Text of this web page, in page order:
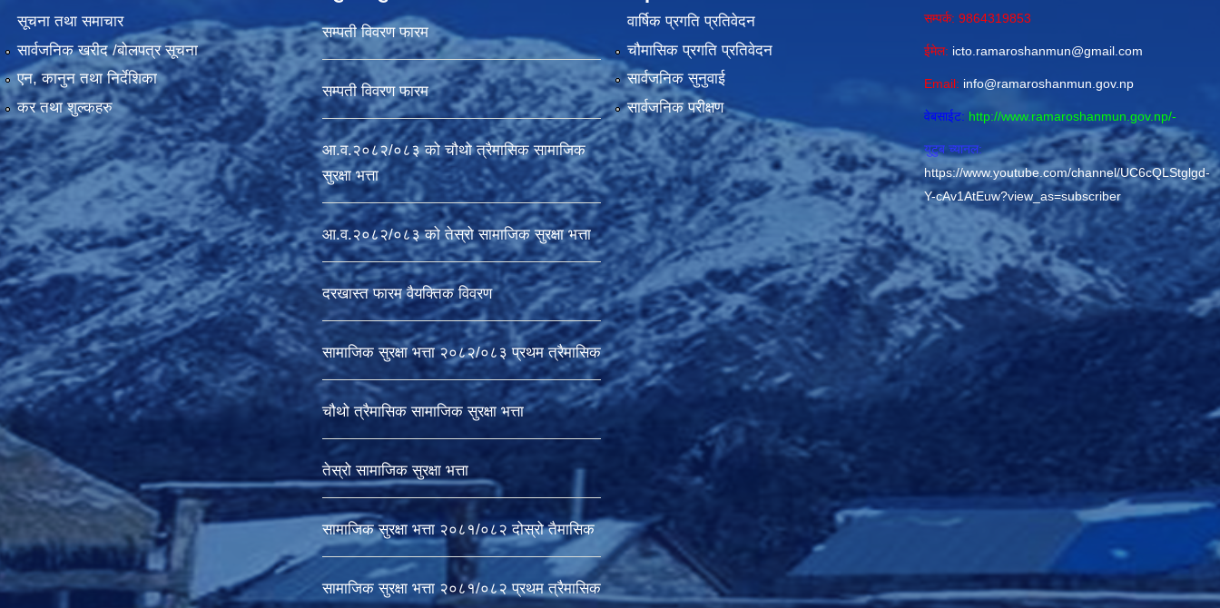
सूचना तथा समाचार
सार्वजनिक खरीद /बोलपत्र सूचना
एन, कानुन तथा निर्देशिका
कर तथा शुल्कहरु
सम्पती विवरण फारम
सम्पती विवरण फारम
आ.व.२०८२/०८३ को चौथो त्रैमासिक सामाजिक
सुरक्षा भत्ता
आ.व.२०८२/०८३ को तेस्रो सामाजिक सुरक्षा भत्ता
दरखास्त फारम वैयक्तिक विवरण
सामाजिक सुरक्षा भत्ता २०८२/०८३ प्रथम त्रैमासिक
चौथो त्रैमासिक सामाजिक सुरक्षा भत्ता
तेस्रो सामाजिक सुरक्षा भत्ता
सामाजिक सुरक्षा भत्ता २०८१/०८२ दोस्रो तैमासिक
सामाजिक सुरक्षा भत्ता २०८१/०८२ प्रथम त्रैमासिक
वार्षिक प्रगति प्रतिवेदन
चौमासिक प्रगति प्रतिवेदन
सार्वजनिक सुनुवाई
सार्वजनिक परीक्षण
सम्पर्क: 9864319853
ईमेल: icto.ramaroshanmun@gmail.com
Email: info@ramaroshanmun.gov.np
वेबसाईट: http://www.ramaroshanmun.gov.np/-
युटुब च्यानल:
https://www.youtube.com/channel/UC6cQLStglgd-
Y-cAv1AtEuw?view_as=subscriber